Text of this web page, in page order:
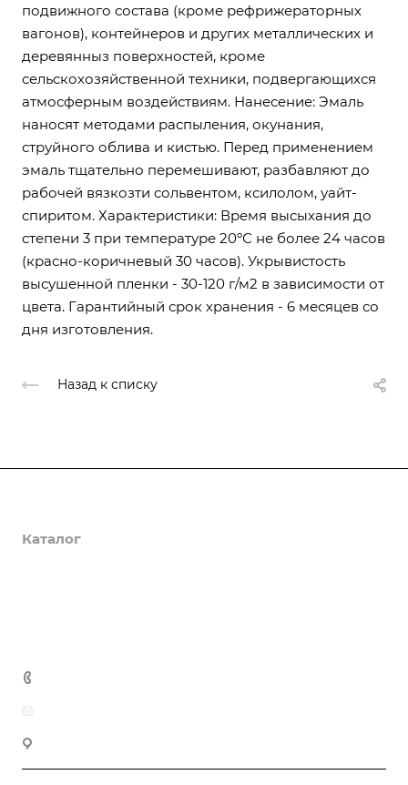
подвижного состава (кроме рефрижераторных
вагонов), контейнеров и других металлических и
деревянныз поверхностей, кроме
сельскохозяйственной техники, подвергающихся
атмосферным воздействиям. Нанесение: Эмаль
наносят методами распыления, окунания,
струйного облива и кистью. Перед применением
эмаль тщательно перемешивают, разбавляют до
рабочей вязкозти сольвентом, ксилолом, уайт-
спиритом. Характеристики: Время высыхания до
степени 3 при температуре 20ºС не более 24 часов
(красно-коричневый 30 часов). Укрывистость
высушенной пленки - 30-120 г/м2 в зависимости от
цвета. Гарантийный срок хранения - 6 месяцев со
дня изготовления.
Назад к списку
Каталог